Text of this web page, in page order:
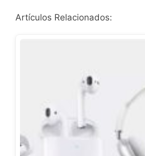
Artículos Relacionados: